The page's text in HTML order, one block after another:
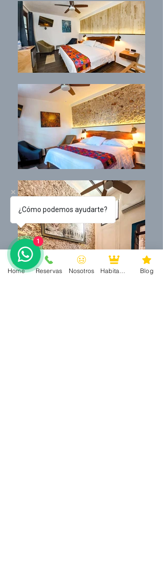
Home Reservas Nosotros Blog
¿Cómo podemos ayudarte?
1